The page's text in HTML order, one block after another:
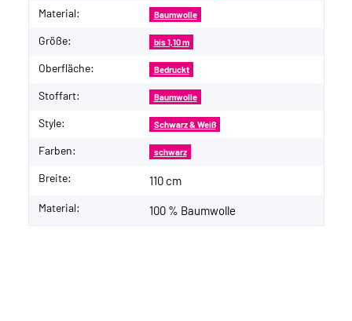
Material: Baumwolle
Größe: bis 1,10 m
Oberfläche: Bedruckt
Stoffart: Baumwolle
Style: Schwarz & Weiß
Farben: schwarz
Breite: 110 cm
Material: 100 % Baumwolle